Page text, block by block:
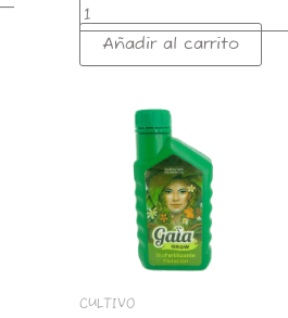
Añadir al carrito
CULTIVO
FERTILIZANTE
FLORACION
cantidad